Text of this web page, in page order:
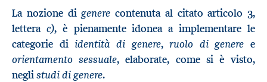
La nozione digenere contenuta al citato articolo 3,
lettera c), è pienamente idonea a implementare le
categorie diidentità di genere,ruolo di genere e
orientamento sessuale, elaborate, come si è visto,
neglistudi di genere.